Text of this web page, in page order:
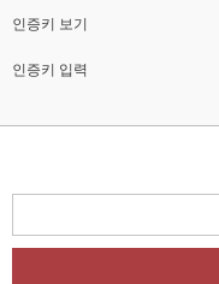
인증키 보기
인증키 입력